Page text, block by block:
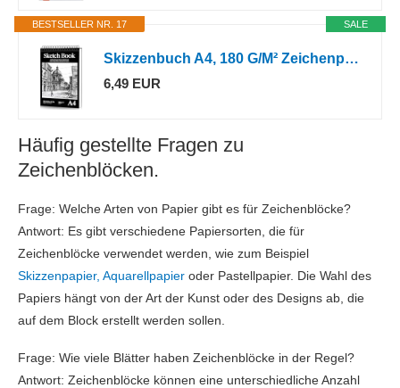
SALE
BESTSELLER NR. 17
Skizzenbuch A4, 180 G/M² Zeichenpapier, Spiralbindung, 70 Blatt
6,49 EUR
Häufig gestellte Fragen zu
Zeichenblöcken.
Frage: Welche Arten von Papier gibt es für Zeichenblöcke?
Antwort: Es gibt verschiedene Papiersorten, die für
Zeichenblöcke verwendet werden, wie zum Beispiel
Skizzenpapier, Aquarellpapier oder Pastellpapier. Die Wahl des
Papiers hängt von der Art der Kunst oder des Designs ab, die
auf dem Block erstellt werden sollen.
Frage: Wie viele Blätter haben Zeichenblöcke in der Regel?
Antwort: Zeichenblöcke können eine unterschiedliche Anzahl